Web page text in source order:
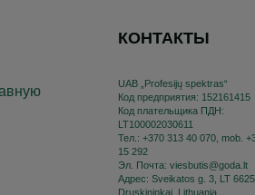
КОНТАКТЫ
UAB „Profesijų spektras“
Код предприятия: 152161415
Код плательщика ПДН:
LT100002030611
Тел.: +370 313 40 070, mob.
15 292
Эл. Почта: viesbutis@goda.lt
Aдрес: Sveikatos g. 3, LT
Druskininkai, Lithuania